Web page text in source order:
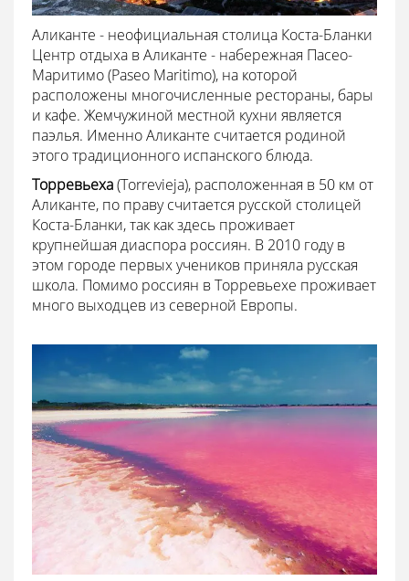
Аликанте - неофициальная столица Коста-Бланки
Центр отдыха в Аликанте - набережная Пасео-
Маритимо (Paseo Maritimo), на которой
расположены многочисленные рестораны, бары
и кафе. Жемчужиной местной кухни является
паэлья. Именно Аликанте считается родиной
этого традиционного испанского блюда.
Торревьеха(Torrevieja), расположенная в 50 км от
Аликанте, по праву считается русской столицей
Коста-Бланки, так как здесь проживает
крупнейшая диаспора россиян. В 2010 году в
этом городе первых учеников приняла русская
школа. Помимо россиян в Торревьехе проживает
много выходцев из северной Европы.